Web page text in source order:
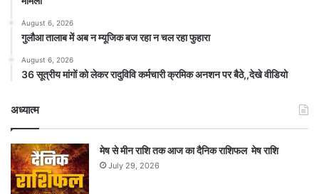
August 6, 2026
गुलौआ तालाब में अब न म्यूजिक बज रहा न चल रहा फुहारा
August 6, 2026
36 सूत्रीय मांगों को लेकर रादुविवि कर्मचारी क्रमिक अनशन पर बैठे,,देखे वीडियो
अध्यात्म
मेष से मीन राशि तक आज का दैनिक राशिफल मेष राशि
July 29, 2026